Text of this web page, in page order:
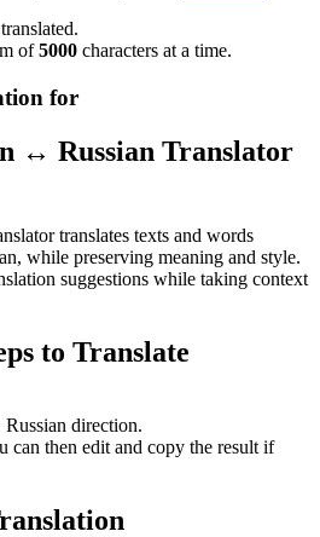
of5000 characters at a time.
for
↔ Russian Translator
translates texts and words
while preserving meaning and style.
suggestions while taking context
to Translate
direction.
can then edit and copy the result if